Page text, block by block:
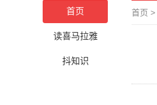
首页
读喜马拉雅
抖知识
首页 >